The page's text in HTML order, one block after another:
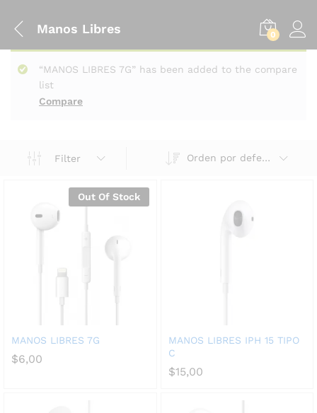
Manos Libres 0
Compare
“MANOS LIBRES 7G” has been added to the compare
list
Filter Orden por defecto
Out Of Stock
MANOS LIBRES 7G
$6,00
MANOS LIBRES IPH 15 TIPO
C
$15,00